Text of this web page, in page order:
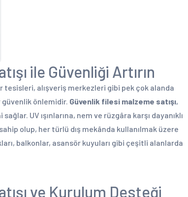
ile Güvenliği Artırın
tesisleri, alışveriş merkezleri gibi pek çok alanda
güvenlik önlemidir. Güvenlik filesi malzeme satışı,
UV ışınlarına, nem ve rüzgâra karşı dayanıklı
olup, her türlü dış mekânda kullanılmak üzere
balkonlar, asansör kuyuları gibi çeşitli alanlarda
ve Kurulum Desteği